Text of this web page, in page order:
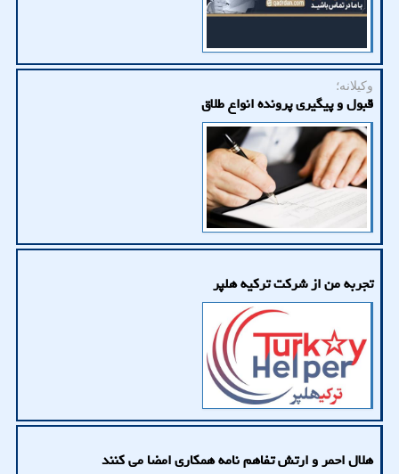
وکیلانه؛
قبول و پیگیری پرونده انواع طلاق
تجربه من از شرکت ترکیه هلپر
هلال احمر و ارتش تفاهم نامه همکاری امضا می کنند